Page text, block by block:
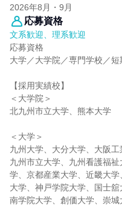
2026年8月・9月
応募資格
文系歓迎、理系歓迎
応募資格
大学／大学院／専門学校／
【採用実績校】
＜大学院＞
北九州市立大学、熊本大学
＜大学＞
九州大学、大分大学、大阪
九州市立大学、九州看護福
学、京都産業大学、近畿大
大学、神戸学院大学、国士
南学院大学、創価大学、崇